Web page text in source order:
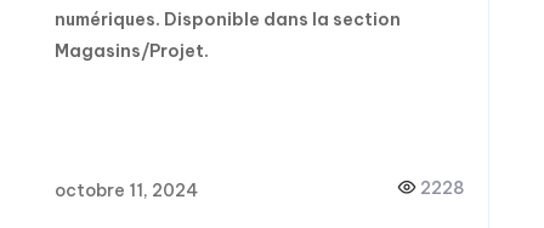
numériques. Disponible dans la section
Magasins/Projet.
octobre 11, 2024 2228